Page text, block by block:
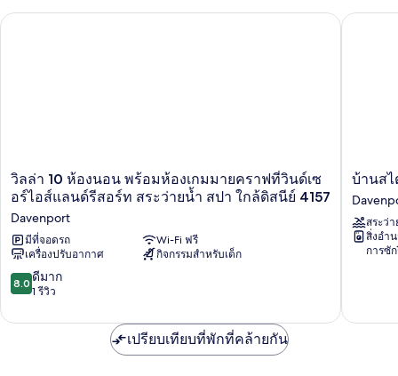
วิลล่า
10
นอน
พร้อม
ห้อง
เกม
มาย
ฟ
วิลล่า 10 ห้องนอน พร้อมห้องเกมมายคราฟที่วินด์เซ
อร์ไอส์แลนด์รีสอร์ท สระว่ายน้ำ สปา ใกล้ดิสนีย์ 4157
Davenport
มีที่จอดรถ
Wi-Fi ฟรี
เครื่องปรับอากาศ
กิจกรรมสำหรับเด็ก
8.0
จาก
ดี
8.0 ดีมาก
1 รีวิว
วิลล่า 10 ห้องนอน พร้อมห้องเกมมายคราฟที่วินด์เซอร์ไอส์แลนด์
บ้าน
สไตล์
5
ห้อง
นอน
พร้อม
เมาส์
บ้านส
สระว่
สิ่งอำ
การซั
บ้านสไต
เปรียบเทียบที่พักที่คล้ายกัน